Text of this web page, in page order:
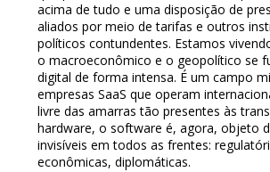
acima de tudo e uma disposição de
aliados por meio de tarifas e outros
políticos contundentes. Estamos
o macroeconômico e o geopolítico se
digital de forma intensa. É um campo
empresas SaaS que operam
livre das amarras tão presentes às
hardware, o software é, agora, objeto
invisíveis em todos as frentes:
econômicas, diplomáticas.